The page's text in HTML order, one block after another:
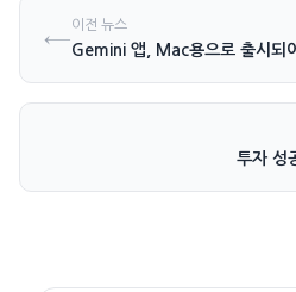
←이전 뉴스
Gemini 앱, Mac용으로 출시되
투자 성